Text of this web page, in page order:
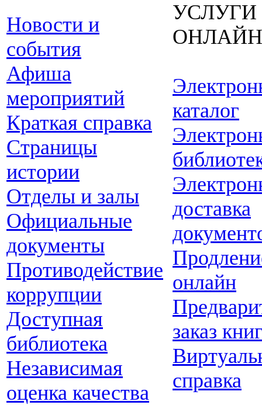
Новости и
события
Афиша
мероприятий
Краткая справка
Страницы
истории
Отделы и залы
Официальные
документы
Противодействие
коррупции
Доступная
библиотека
Независимая
оценка качества
УСЛУГИ
ОНЛАЙН
каталог
доставка
онлайн
заказ
справка